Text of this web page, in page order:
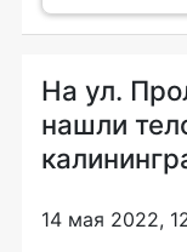
На ул.
нашли
14 мая 2022,